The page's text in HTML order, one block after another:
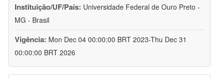
Instituição/UF/País: Universidade Federal de Ouro Preto -
MG - Brasil
Vigência: Mon Dec 04 00:00:00 BRT 2023-Thu Dec 31
00:00:00 BRT 2026